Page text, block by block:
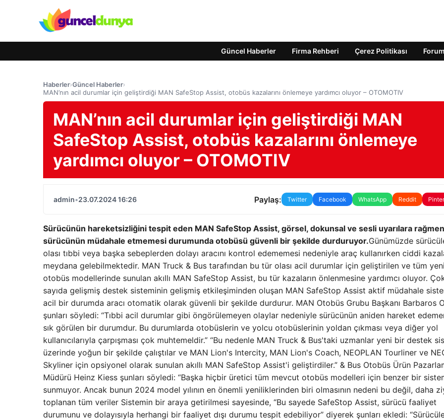
Güncel Haberler Firma Rehberi Çerez Politikası Forum
Haberler›Güncel Haberler›
MAN’nın acil durumlar için geliştirdiği MAN SafeStop Assist, otobüs kazalarını önlemeye yardımcı oluyor – OTOMOTIV
MAN’nın acil durumlar için geliştirdiği MAN
SafeStop Assist, otobüs kazalarını önlemeye
yardımcı oluyor – OTOMOTIV
admin•23.07.2024 16:26 Paylaş: Twitter Facebook WhatsApp Reddit
Sürücünün hareketsizliğini tespit eden MAN SafeStop Assist, görsel, dokunsal ve sesli uyarılara rağmen
sürücünün müdahale etmemesi durumunda otobüsü güvenli bir şekilde durduruyor.Günümüzde
olası tıbbi veya başka sebeplerden dolayı aracını kontrol edememesi nedeniyle araç kullanırken ciddi
meydana gelebilmektedir. MAN Truck & Bus tarafından bu tür olası acil durumlar için geliştirilen ve tüm yeni
otobüs modellerinde sunulan akıllı MAN SafeStop Assist, bu tür kazaların önlenmesine yardımcı oluyor.
sayıda gelişmiş destek sisteminin gelişmiş etkileşiminden oluşan MAN SafeStop Assist aktif müdahale
acil bir durumda aracı otomatik olarak güvenli bir şekilde durdurur. MAN Otobüs Grubu Başkanı Barbaros
şunları söyledi: “Tıbbi acil durumlar gibi öngörülemeyen olaylar nedeniyle sürücünün aniden hareket
sık görülen bir durumdur. Bu durumlarda otobüslerin ve yolcu otobüslerinin yoldan çıkması veya diğer yol
kullanıcılarıyla çarpışması çok muhtemeldir.” “Bu nedenle MAN Truck & Bus'taki uzmanlar yeni bir destek
üzerinde yoğun bir şekilde çalıştılar ve MAN Lion's Intercity, MAN Lion's Coach, NEOPLAN Tourliner ve
Skyliner için opsiyonel olarak sunulan akıllı MAN SafeStop Assist'i geliştirdiler.” & Bus Otobüs Ürün
Müdürü Heinz Kiess şunları söyledi: “Başka hiçbir üretici tüm mevcut otobüs modelleri için benzer bir
sunmuyor. Ancak bunun 2024 model yılının en önemli yeniliklerinden biri olmasının nedeni bu değil, daha
toplanan tüm veriler Sistemin bir araya getirilmesi sayesinde, “Bu sayede SafeStop Assist, sürücü faaliyet
durumunu ve dolayısıyla herhangi bir faaliyet dışı durumu tespit edebiliyor” diyerek şunları ekledi: